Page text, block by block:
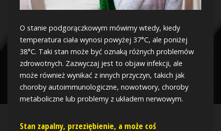
O stanie podgorączkowym mówimy wtedy, kiedy
temperatura ciała wynosi powyżej 37°C, ale poniżej
38°C. Taki stan może być oznaką różnych problemów
zdrowotnych. Zazwyczaj jest to objaw infekcji, ale
może również wynikać z innych przyczyn, takich jak
choroby autoimmunologiczne, nowotwory, choroby
metaboliczne lub problemy z układem nerwowym.
Stan zapalny, przeziębienie, a może coś